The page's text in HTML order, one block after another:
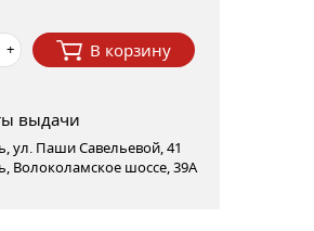
+ В корзину
выдачи
ул. Паши Савельевой, 41
Волоколамское шоссе, 39А